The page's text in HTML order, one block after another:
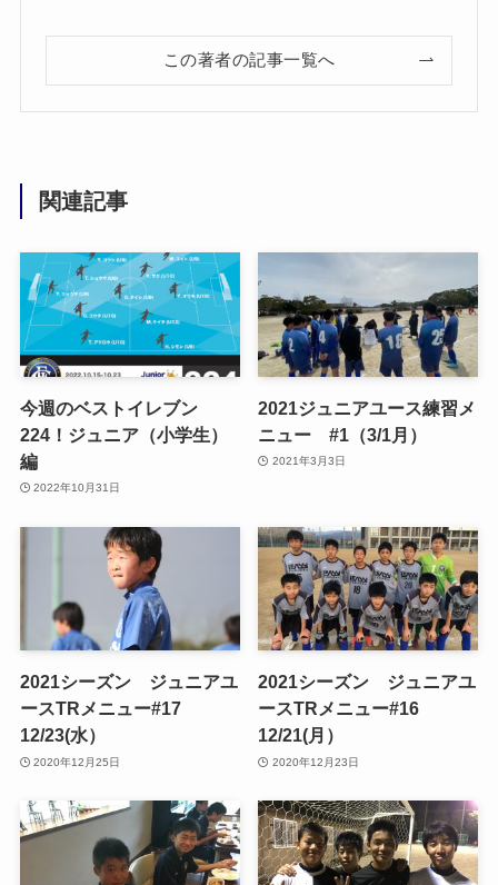
この著者の記事一覧へ
関連記事
今週のベストイレブン
224！ジュニア（小学生）
編
2022年10月31日
2021ジュニアユース練習メ
ニュー #1（3/1月）
2021年3月3日
2021シーズン ジュニアユ
ースTRメニュー#17
12/23(水）
2020年12月25日
2021シーズン ジュニアユ
ースTRメニュー#16
12/21(月）
2020年12月23日